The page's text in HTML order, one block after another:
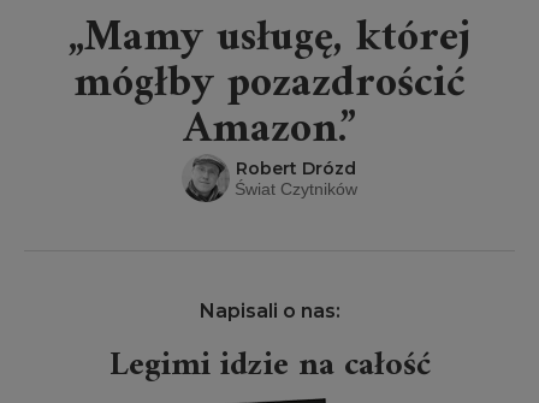
„Mamy usługę, której
mógłby pozazdrościć
Amazon.”
Robert Drózd
Świat Czytników
Napisali o nas:
Legimi idzie na całość